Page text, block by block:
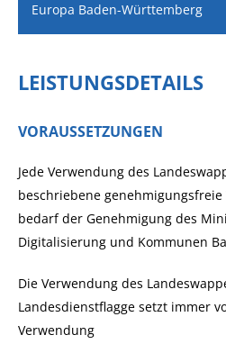
Europa Baden-Württemberg
LEISTUNGSDETAILS
VORAUSSETZUNGEN
Jede Verwendung des
beschriebene
bedarf der Genehmigung des
Digitalisierung und Kommunen
Die Verwendung des
Landesdienstflagge setzt immer
Verwendung